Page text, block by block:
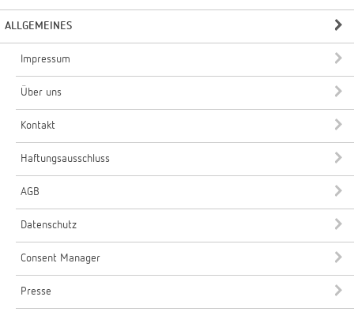
ALLGEMEINES
Impressum
Über uns
Kontakt
Haftungsausschluss
AGB
Datenschutz
Consent Manager
Presse